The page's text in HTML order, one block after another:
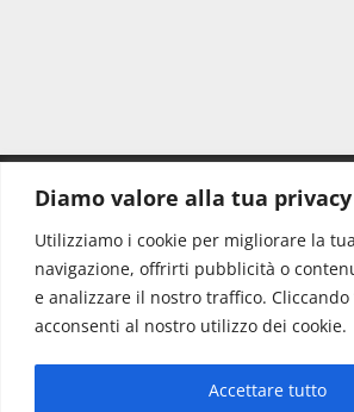
Diamo valore alla tua privacy
Utilizziamo i cookie per migliorare la
navigazione, offrirti pubblicità o
e analizzare il nostro traffico. Cliccando
acconsenti al nostro utilizzo dei cookie.
Accettare tutto
Redazione:
Direttore:
Info & Commerciale: